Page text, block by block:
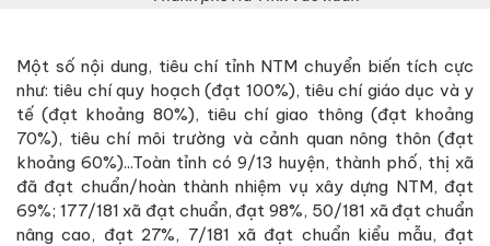
Một số nội dung, tiêu chí tỉnh NTM chuyển biến tích cực
như: tiêu chí quy hoạch (đạt 100%), tiêu chí giáo dục và y
tế (đạt khoảng 80%), tiêu chí giao thông (đạt khoảng
70%), tiêu chí môi trường và cảnh quan nông thôn (đạt
khoảng 60%)...Toàn tỉnh có 9/13 huyện, thành phố, thị xã
đã đạt chuẩn/hoàn thành nhiệm vụ xây dựng NTM, đạt
69%; 177/181 xã đạt chuẩn, đạt 98%, 50/181 xã đạt chuẩn
nâng cao, đạt 27%, 7/181 xã đạt chuẩn kiểu mẫu, đạt